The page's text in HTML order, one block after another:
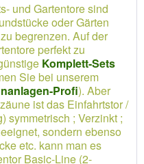
und Gartentore sind
oder Gärten
begrenzen. Auf der
perfekt zu
Komplett-Sets
Sie bei unserem
Profi). Aber
ist das Einfahrtstor /
symmetrisch ; Verzinkt ;
sondern ebenso
etc. kann man es
Basic-Line (2-